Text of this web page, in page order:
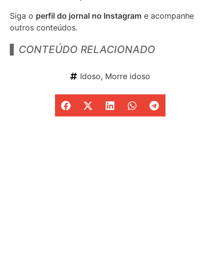
Siga o perfil do jornal no Instagram e acompanhe
outros conteúdos.
CONTEÚDO RELACIONADO
Idoso, Morre idoso